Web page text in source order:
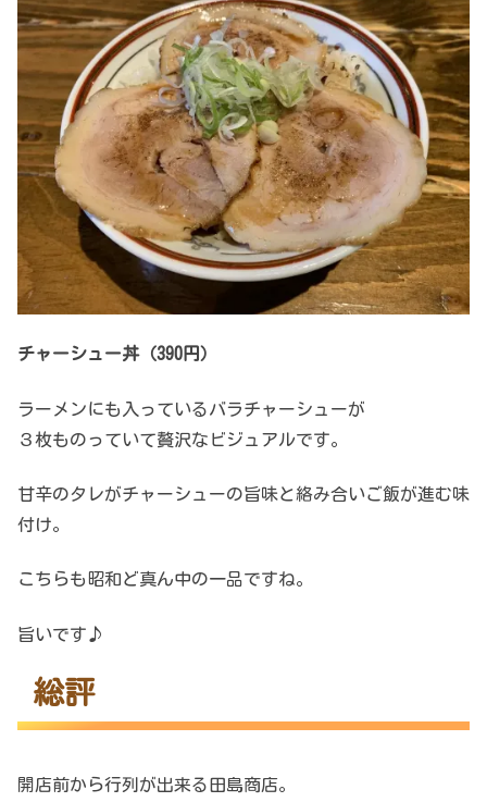
チャーシュー丼（390円）
ラーメンにも入っているバラチャーシューが
３枚ものっていて贅沢なビジュアルです。
甘辛のタレがチャーシューの旨味と絡み合いご飯が進む味
付け。
こちらも昭和ど真ん中の一品ですね。
旨いです♪
総評
開店前から行列が出来る田島商店。